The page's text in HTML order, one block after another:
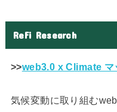
ReFi Research
>>web3.0 x Climate マ
気候変動に取り組む